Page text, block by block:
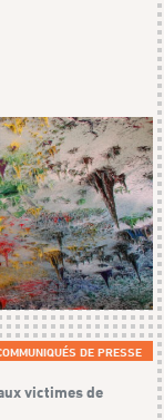
DE PRESSE
victimes de